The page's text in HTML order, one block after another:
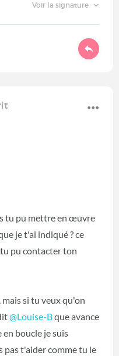
Voir la signature
tu pu mettre en œuvre
je t'ai indiqué ? ce
pu contacter ton
si tu veux qu'on
@Louise-B‍ que avance
boucle je suis
pas t'aider comme tu le